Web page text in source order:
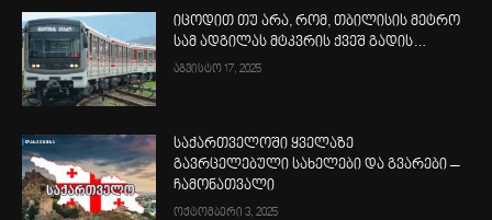
იცოდით თუ არა, რომ, თბილისის მეტრო
სამ ადგილას მტკვრის ქვეშ გადის…
აგვისტო 17, 2025
საქართველოში ყველაზე
გავრცელებული სახელები და გვარები –
ჩამონათვალი
ოქტომბერი 3, 2025